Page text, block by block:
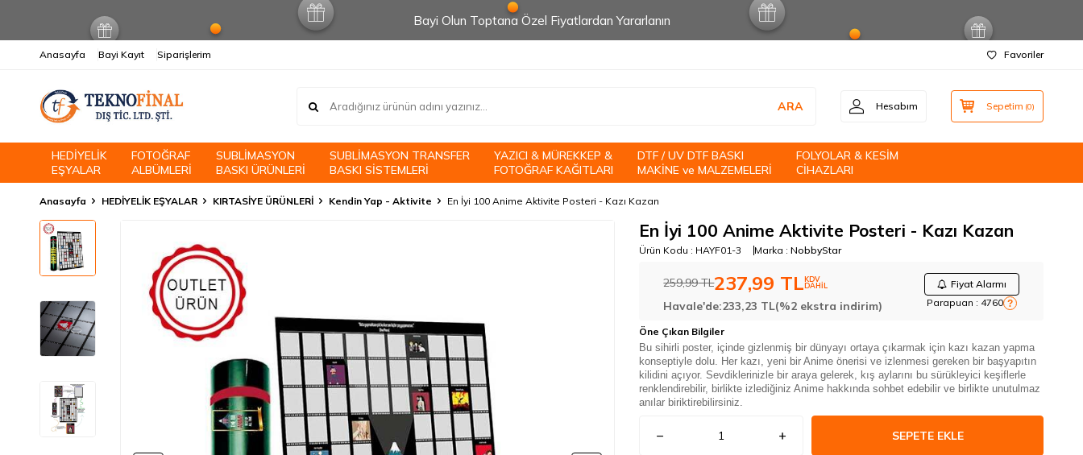
Bayi Olun Toptana Özel Fiyatlardan Yararlanın
Anasayfa Bayi Kayıt Siparişlerim Favoriler
ARA Hesabım Sepetim (0)
HEDİYELİK
EŞYALAR
FOTOĞRAF
ALBÜMLERİ
SUBLİMASYON
BASKI ÜRÜNLERİ
SUBLİMASYON TRANSFER
BASKI SİSTEMLERİ
YAZICI & MÜREKKEP &
FOTOĞRAF KAĞITLARI
DTF / UV DTF BASKI
MAKİNE ve MALZEMELERİ
FOLYOLAR & KESİM
CİHAZLARI
Anasayfa HEDİYELİK EŞYALAR KIRTASİYE ÜRÜNLERİ Kendin Yap - Aktivite En İyi 100 Anime Aktivite Posteri - Kazı Kazan
En İyi 100 Anime Aktivite Posteri - Kazı Kazan
Ürün Kodu : HAYF01-3 Marka :NobbyStar
259,99TL237,99 TLKDV
DAHİL
Fiyat Alarmı
Parapuan : 4760 ?
Havale'de:233,23 TL(%2 ekstra indirim)
Öne Çıkan Bilgiler
Bu sihirli poster, içinde gizlenmiş bir dünyayı ortaya çıkarmak için kazı kazan yapma
konseptiyle dolu. Her kazı, yeni bir Anime önerisi ve izlenmesi gereken bir başyapıtın
kilidini açıyor. Sevdiklerinizle bir araya gelerek, kış aylarını bu sürükleyici keşiflerle
renklendirebilir, birlikte izlediğiniz Anime hakkında sohbet edebilir ve birlikte unutulmaz
anılar biriktirebilirsiniz.
SEPETE EKLE